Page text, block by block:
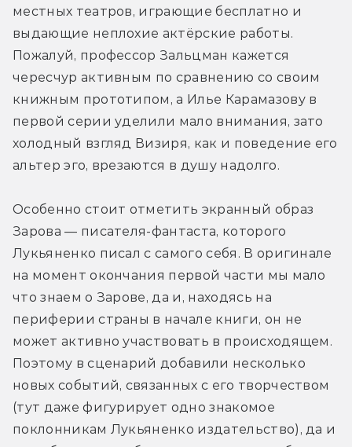
местных театров, играющие бесплатно и
выдающие неплохие актёрские работы.
Пожалуй, профессор Зальцман кажется
чересчур активным по сравнению со своим
книжным прототипом, а Илье Карамазову в
первой серии уделили мало внимания, зато
холодный взгляд Визиря, как и поведение его
альтер эго, врезаются в душу надолго.
Особенно стоит отметить экранный образ
Зарова — писателя-фантаста, которого
Лукьяненко писал с самого себя. В оригинале
на момент окончания первой части мы мало
что знаем о Зарове, да и, находясь на
периферии страны в начале книги, он не
может активно участвовать в происходящем.
Поэтому в сценарий добавили несколько
новых событий, связанных с его творчеством
(тут даже фигурирует одно знакомое
поклонникам Лукьяненко издательство), да и